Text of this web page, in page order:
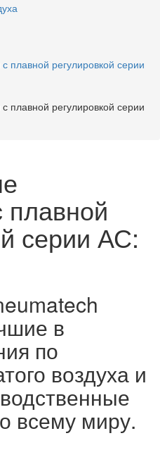
плавной регулировкой серии
плавной регулировкой серии
плавной
серии АС:
в
по
воздуха и
всему миру.